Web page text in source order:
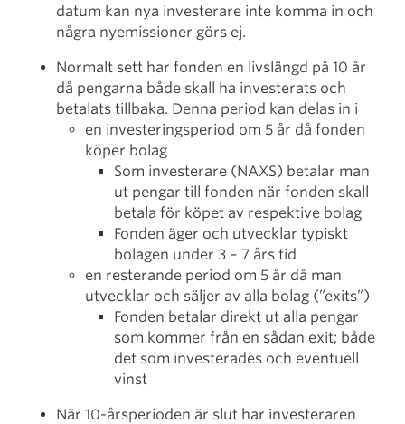
datum kan nya investerare inte komma in och
några nyemissioner görs ej.
Normalt sett har fonden en livslängd på 10 år
då pengarna både skall ha investerats och
betalats tillbaka. Denna period kan delas in i
en investeringsperiod om 5 år då fonden
köper bolag
Som investerare (NAXS) betalar man
ut pengar till fonden när fonden skall
betala för köpet av respektive bolag
Fonden äger och utvecklar typiskt
bolagen under 3 – 7 års tid
en resterande period om 5 år då man
utvecklar och säljer av alla bolag (”exits”)
Fonden betalar direkt ut alla pengar
som kommer från en sådan exit; både
det som investerades och eventuell
vinst
När 10-årsperioden är slut har investeraren